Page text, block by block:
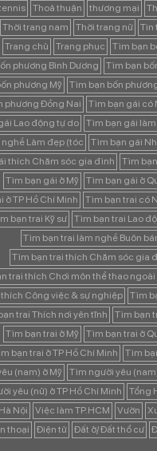
Thoả thuận thương mại
Thời trang nam Thời trang nữ
Tin
Trang chủ
Trang phục
Tìm bạn
phương Bình Dương
Tìm bạn
phương Mỹ
Tìm bạn bốn
phương Đồng Nai
Tìm bạn gái có
Lao động tự do
Tìm bạn gái
Làm đẹp (tóc
Tìm bạn gái
thích Chăm sóc gia đình
Tìm
Tìm bạn gái ở Mỹ
Tìm bạn gái ở
ở TP Hồ Chí Minh
Tìm bạn trai có
bạn trai Kỹ sư
Tìm bạn trai Lao
Tìm bạn trai làm nghề Buôn
Tìm bạn trai thích Chăm sóc gia
trai thích Chơi môn thể thao
Công việc & sự nghiệp
Tìm
trai Thích nơi yên tĩnh
Tìm bạn
Tìm bạn trai ở Mỹ
Tìm bạn trai ở
bạn trai ở TP Hồ Chí Minh
Tìm
(nam) ở Mỹ
Tìm người yêu
yêu (nữ) ở TP Hồ Chí Minh
Tổng
Nội
Việc làm TP.HCM Vườn
thoại
Điện tử Đất ở/ Đất thổ cư